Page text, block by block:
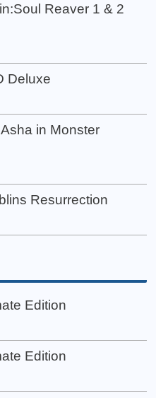
Reaver 1 & 2
Deluxe
in Monster
Resurrection
Edition
Edition